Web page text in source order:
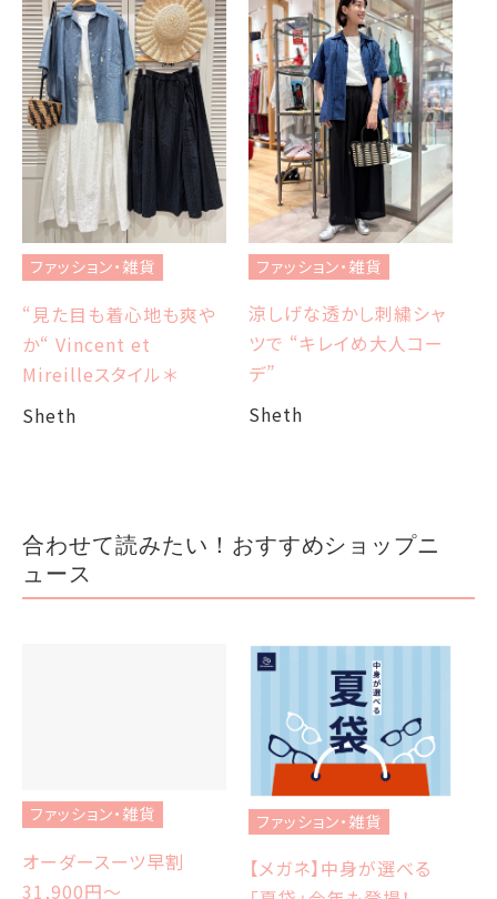
ファッション・雑貨
“見た目も着心地も爽や
か“ Vincent et
Mireilleスタイル＊
Sheth
ファッション・雑貨
涼しげな透かし刺繍シャ
ツで “キレイめ大人コー
デ”
Sheth
合わせて読みたい！おすすめショップニ
ュース
ファッション・雑貨
オーダースーツ早割
31,900円〜
ファッション・雑貨
【メガネ】中身が選べる